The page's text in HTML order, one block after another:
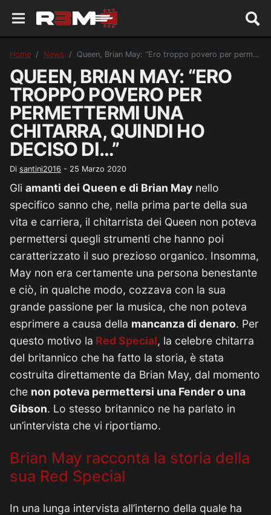
Home News Queen, Brian May: “Ero troppo povero per permettermi una chitarra, quindi ho deciso di…”
QUEEN, BRIAN MAY: “ERO
TROPPO POVERO PER
PERMETTERMI UNA
CHITARRA, QUINDI HO
DECISO DI…”
Di santini2016 - 25 Marzo 2020
Gli amanti dei Queen e di Brian May nello
specifico sanno che, nella prima parte della sua
vita e carriera, il chitarrista dei Queen non poteva
permettersi quegli strumenti che hanno poi
caratterizzato il suo prezioso organico. Insomma,
May non era certamente una persona benestante
e ciò, in qualche modo, cozzava con la sua
grande passione per la musica, che non poteva
esprimere a causa della mancanza di denaro. Per
questo motivo la Red Special, la celebre chitarra
del britannico che ha fatto la storia, è stata
costruita direttamente da Brian May, dal momento
che non poteva permettersi una Fender o una
Gibson. Lo stesso britannico ne ha parlato in
un’intervista che vi riportiamo.
Brian May racconta la storia della
sua Red Special
In una lunga intervista all’interno della quale ha